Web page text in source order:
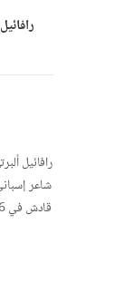
قادش في 16 ديسمبر 1902. وفي عام 1925 حصل على…